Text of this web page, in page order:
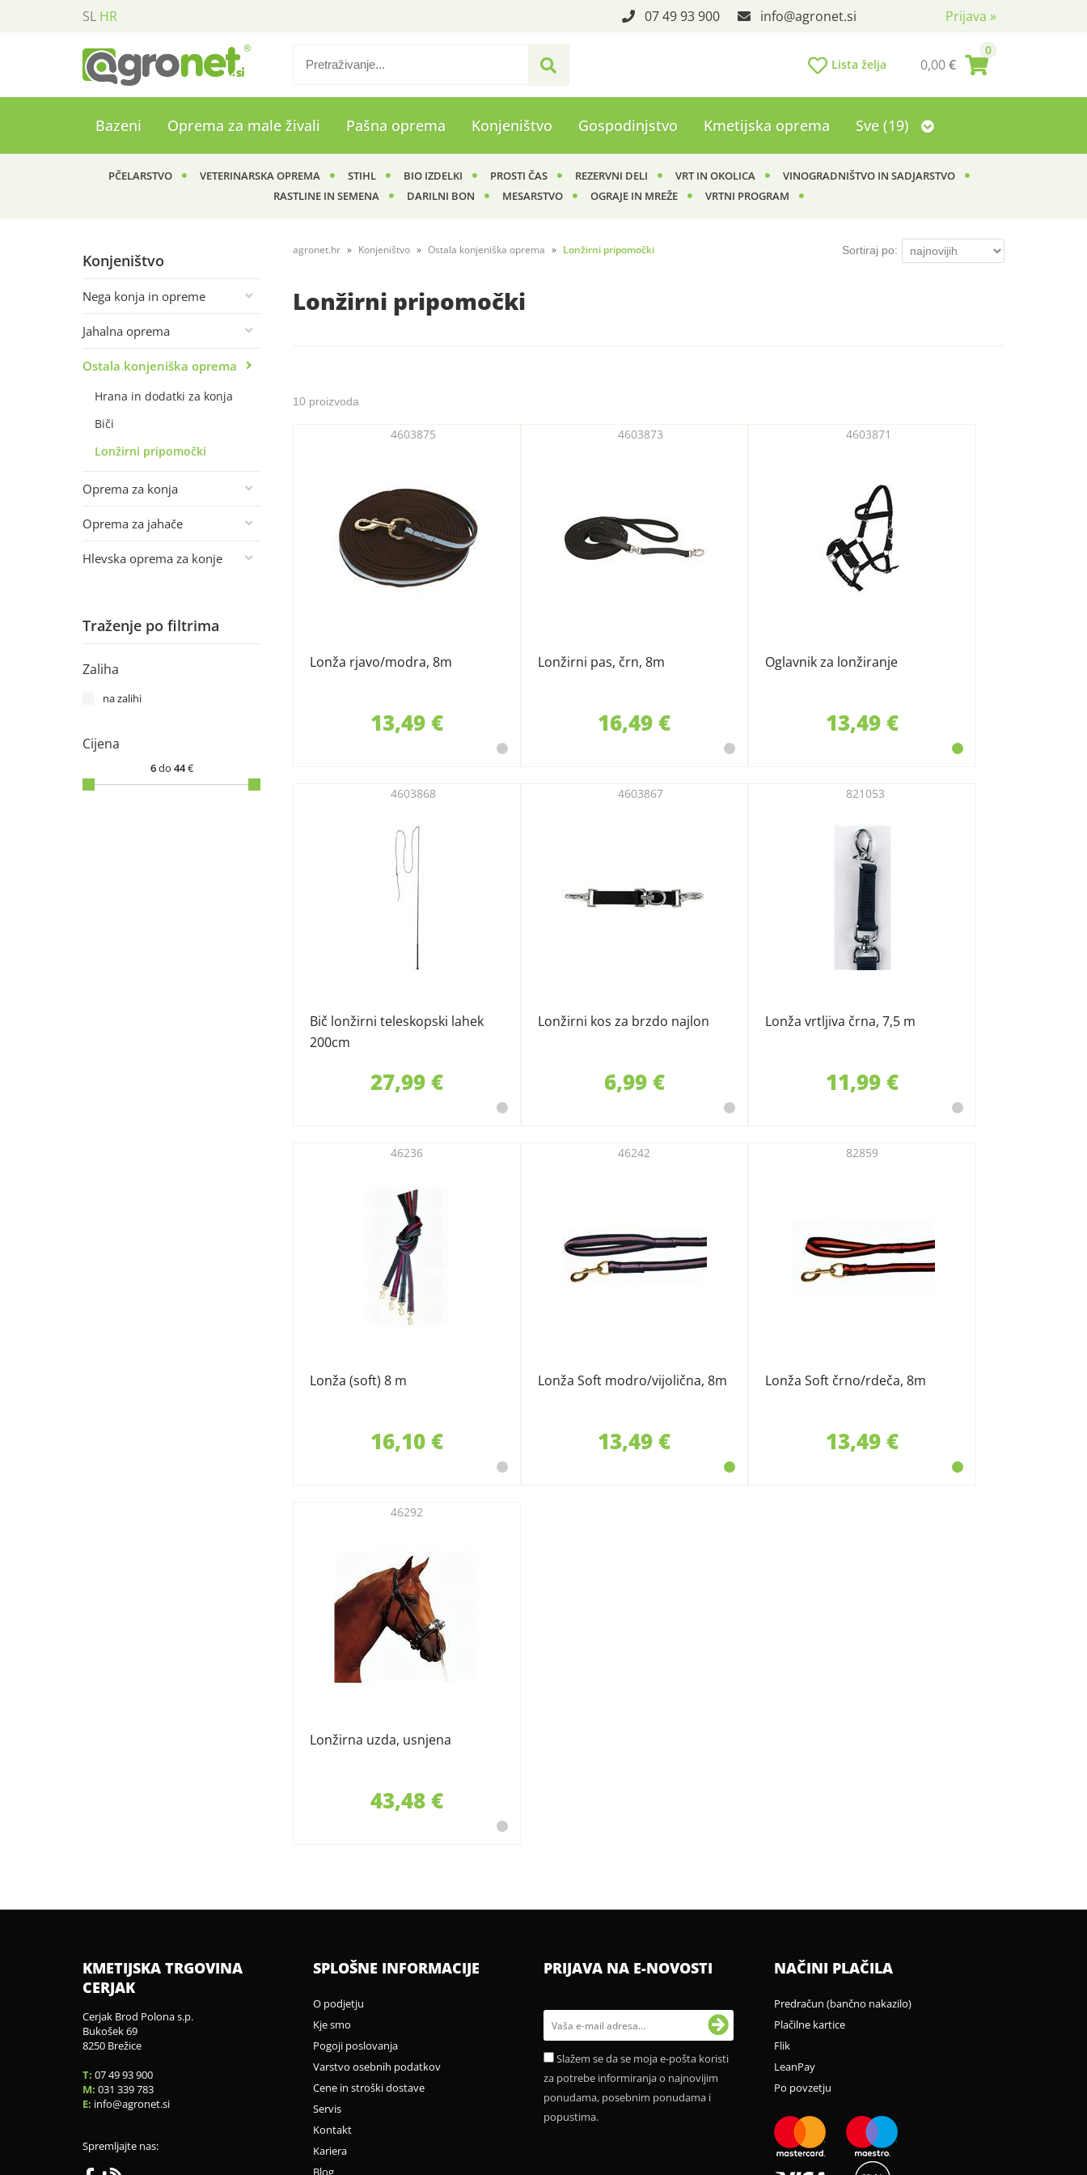
SL HR Prijava »
07 49 93 900 info agronet.si
0
0,00€
Lista želja
Bazeni Oprema za male živali Pašna oprema Konjeništvo Gospodinjstvo Kmetijska oprema Sve (19)
PČELARSTVO VETERINARSKA OPREMA STIHL BIO IZDELKI PROSTI ČAS REZERVNI DELI VRT IN OKOLICA
VINOGRADNIŠTVO IN SADJARSTVO
RASTLINE IN SEMENA
DARILNI BON MESARSTVO OGRAJE IN MREŽE VRTNI PROGRAM
Konjeništvo
Nega konja in opreme
Jahalna oprema
Ostala konjeniška oprema
Hrana in dodatki za konja
Biči
Lonžirni pripomočki
Oprema za konja
Oprema za jahače
Hlevska oprema za konje
Traženje po filtrima
Zaliha
na zalihi
Cijena
6do 44€
agronet.hr Konjeništvo Ostala konjeniška oprema Lonžirni pripomočki Sortiraj po:
Lonžirni pripomočki
10 proizvoda
Lonža rjavo/modra, 8m
4603875
13,49 €
Lonžirni pas, črn, 8m
4603873
16,49 €
Oglavnik za lonžiranje
4603871
13,49 €
Bič lonžirni teleskopski lahek
200cm
4603868
27,99 €
Lonžirni kos za brzdo najlon
4603867
6,99 €
Lonža vrtljiva črna, 7,5 m
821053
11,99 €
Lonža (soft) 8 m
46236
16,10 €
Lonža Soft modro/vijolična, 8m
46242
13,49 €
Lonža Soft črno/rdeča, 8m
82859
13,49 €
Lonžirna uzda, usnjena
46292
43,48 €
KMETIJSKA TRGOVINA
CERJAK
Cerjak Brod Polona s.p.
Bukošek 69
8250 Brežice
T: 07 49 93 900
M: 031 339 783
E: info agronet.si
Spremljajte nas:
SPLOŠNE INFORMACIJE
O podjetju
Kje smo
Pogoji poslovanja
Varstvo osebnih podatkov
Cene in stroški dostave
Servis
Kontakt
Kariera
Blog
PRIJAVA NA E-NOVOSTI
Slažem se da se moja e-pošta koristi
za potrebe informiranja o najnovijim
ponudama, posebnim ponudama i
popustima.
NAČINI PLAČILA
Predračun (bančno nakazilo)
Plačilne kartice
Flik
LeanPay
Po povzetju